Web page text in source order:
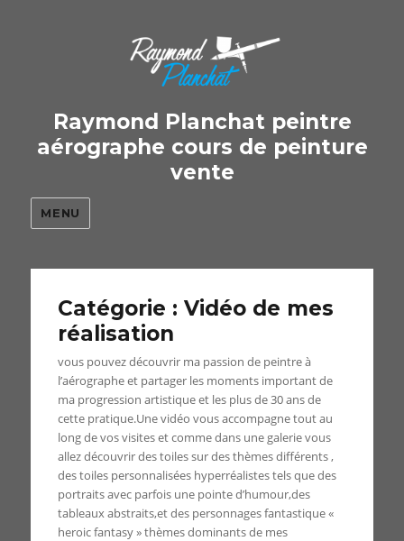
Raymond Planchat peintre
aérographe cours de peinture
vente
MENU
Catégorie : Vidéo de mes
réalisation
vous pouvez découvrir ma passion de peintre à
l’aérographe et partager les moments important de
ma progression artistique et les plus de 30 ans de
cette pratique.Une vidéo vous accompagne tout au
long de vos visites et comme dans une galerie vous
allez découvrir des toiles sur des thèmes différents ,
des toiles personnalisées hyperréalistes tels que des
portraits avec parfois une pointe d’humour,des
tableaux abstraits,et des personnages fantastique «
heroic fantasy » thèmes dominants de mes